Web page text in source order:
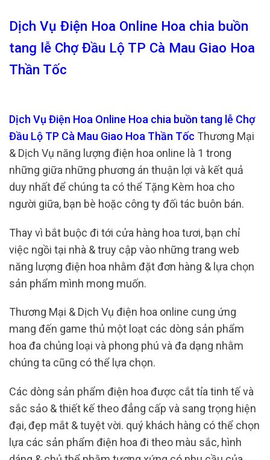
Dịch Vụ Điện Hoa Online Hoa chia buồn
tang lễ Chợ Đầu Lộ TP Cà Mau Giao Hoa
Thần Tốc
Dịch Vụ Điện Hoa Online Hoa chia buồn tang lễ Chợ
Đầu Lộ TP Cà Mau Giao Hoa Thần Tốc Thương Mại
& Dịch Vụ năng lượng điện hoa online là 1 trong
những giữa những phương án thuận lợi và kết quả
duy nhất để chúng ta có thể Tặng Kèm hoa cho
người giữa, bạn bè hoặc công ty đối tác buôn bán.
Thay vì bắt buộc đi tới cửa hàng hoa tươi, bạn chỉ
việc ngồi tại nhà & truy cập vào những trang web
năng lượng điện hoa nhằm đặt đơn hàng & lựa chọn
sản phẩm mình mong muốn.
Thương Mại & Dịch Vụ điện hoa online cung ứng
mang đến game thủ một loạt các dòng sản phẩm
hoa đa chủng loại và phong phú và đa dạng nhằm
chúng ta cũng có thể lựa chọn.
Các dòng sản phẩm điện hoa được cắt tỉa tinh tế và
sắc sảo & thiết kế theo đẳng cấp và sang trọng hiện
đại, đẹp mắt & tuyệt vời. quý khách hàng có thể chọn
lựa các sản phẩm điện hoa đi theo màu sắc, hình